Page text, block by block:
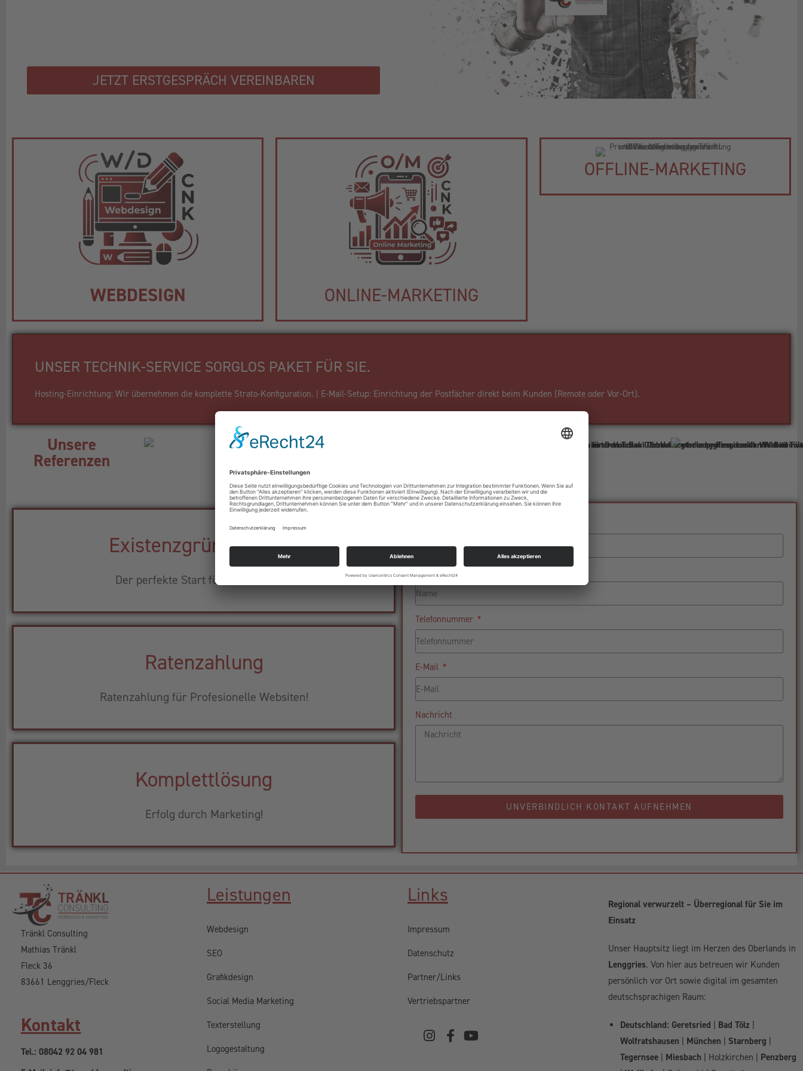
JETZT ERSTGESPRÄCH VEREINBAREN
WEBDESIGN ONLINE-MARKETING
OFFLINE-MARKETING
UNSER TECHNIK-SERVICE SORGLOS PAKET FÜR SIE.
Hosting-Einrichtung: Wir übernehmen die komplette Strato-Konfiguration. | E-Mail-Setup: Einrichtung der Postfächer direkt beim Kunden (Remote oder Vor-Ort).
Unsere
Referenzen
Existenzgründerpaket
Der perfekte Start für Ihr Business!
Ratenzahlung
Ratenzahlung für Profesionelle Websiten!
Komplettlösung
Erfolg durch Marketing!
Name
Telefonnummer
E-Mail
Nachricht
UNVERBINDLICH KONTAKT AUFNEHMEN
Tränkl Consulting
Mathias Tränkl
Fleck 36
83661 Lenggries/Fleck
Kontakt
Tel.: 08042 92 04 981
Leistungen
Webdesign
SEO
Grafikdesign
Social Media Marketing
Texterstellung
Logogestaltung
Links
Impressum
Datenschutz
Partner/Links
Vertriebspartner
Regional verwurzelt – Überregional für Sie im
Einsatz
Unser Hauptsitz liegt im Herzen des Oberlands in
Lenggries. Von hier aus betreuen wir Kunden
persönlich vor Ort sowie digital im gesamten
deutschsprachigen Raum:
Deutschland: Geretsried Bad Tölz
Wolfratshausen
München Starnberg
Tegernsee
Miesbach | Holzkirchen | Penzberg